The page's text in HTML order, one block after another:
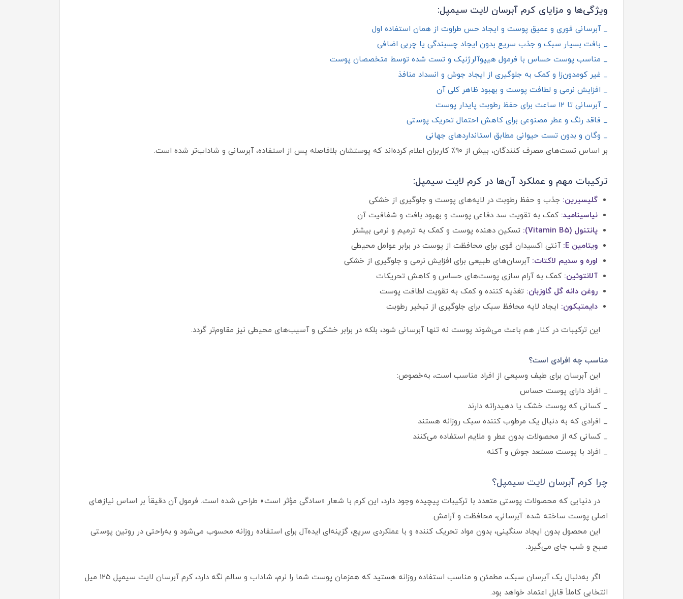
ویژگی‌ها و مزایای کرم آبرسان لایت سیمپل:
_ آبرسانی فوری و عمیق پوست و ایجاد حس طراوت از همان استفاده اول
_ بافت بسیار سبک و جذب سریع بدون ایجاد چسبندگی یا چربی اضافی
_ مناسب پوست حساس با فرمول هیپوآلرژنیک و تست‌ شده توسط متخصصان پوست
_ غیر کومدون‌زا و کمک به جلوگیری از ایجاد جوش و انسداد منافذ
_ افزایش نرمی و لطافت پوست و بهبود ظاهر کلی آن
_ آبرسانی تا 12 ساعت برای حفظ رطوبت پایدار پوست
_ فاقد رنگ و عطر مصنوعی برای کاهش احتمال تحریک پوستی
_ وگان و بدون تست حیوانی مطابق استانداردهای جهانی
بر اساس تست‌های مصرف‌ کنندگان، بیش از 90٪ کاربران اعلام کرده‌اند که پوستشان بلافاصله پس از استفاده، آبرسانی و شاداب‌تر شده است.
ترکیبات مهم و عملکرد آن‌ها در کرم لایت سیمپل:
گلیسیرین: جذب و حفظ رطوبت در لایه‌های پوست و جلوگیری از خشکی
نیاسینامید: کمک به تقویت سد دفاعی پوست و بهبود بافت و شفافیت آن
پانتنول (Vitamin B5):
تسکین‌ دهنده پوست و کمک به ترمیم و نرمی بیشتر
ویتامین E:
آنتی‌ اکسیدان قوی برای محافظت از پوست در برابر عوامل محیطی
اوره و سدیم لاکتات: آبرسان‌های طبیعی برای افزایش نرمی و جلوگیری از خشکی
آلانتوئین: کمک به آرام‌ سازی پوست‌های حساس و کاهش تحریکات
روغن دانه گل گاوزبان: تغذیه‌ کننده و کمک به تقویت لطافت پوست
دایمتیکون: ایجاد لایه محافظ سبک برای جلوگیری از تبخیر رطوبت
این ترکیبات در کنار هم باعث می‌شوند پوست نه‌ تنها آبرسانی شود، بلکه در برابر خشکی و آسیب‌های محیطی نیز مقاوم‌تر گردد.
مناسب چه افرادی است؟
این آبرسان برای طیف وسیعی از افراد مناسب است، به‌خصوص:
_ افراد دارای پوست حساس
_ کسانی که پوست خشک یا دهیدراته دارند
_ افرادی که به دنبال یک مرطوب‌ کننده سبک روزانه هستند
_ کسانی که از محصولات بدون عطر و ملایم استفاده می‌کنند
_ افراد با پوست مستعد جوش و آکنه
چرا کرم آبرسان لایت سیمپل؟
در دنیایی که محصولات پوستی متعدد با ترکیبات پیچیده وجود دارد، این کرم با شعار «سادگی مؤثر است» طراحی شده است. فرمول آن دقیقاً بر اساس نیازهای
اصلی پوست ساخته شده: آبرسانی، محافظت و آرامش.
این محصول بدون ایجاد سنگینی، بدون مواد تحریک‌ کننده و با عملکردی سریع، گزینه‌ای ایده‌آل برای استفاده روزانه محسوب می‌شود و به‌راحتی در روتین پوستی
صبح و شب جای می‌گیرد.
اگر به‌دنبال یک آبرسان سبک، مطمئن و مناسب استفاده روزانه هستید که همزمان پوست شما را نرم، شاداب و سالم نگه دارد، کرم آبرسان لایت سیمپل 125 میل
انتخابی کاملاً قابل اعتماد خواهد بود.